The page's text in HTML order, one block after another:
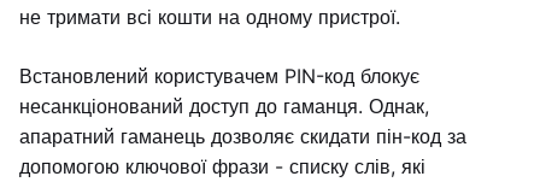
не тримати всі кошти на одному пристрої.
Встановлений користувачем PIN-код блокує
несанкціонований доступ до гаманця. Однак,
апаратний гаманець дозволяє скидати пін-код за
допомогою ключової фрази - списку слів, які